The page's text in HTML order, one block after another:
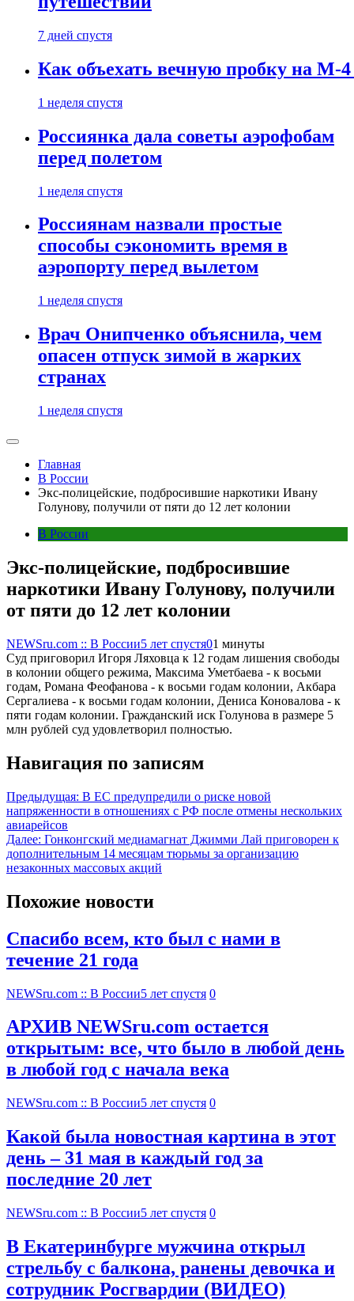
7 дней спустя
Как объехать вечную пробку на М-
1 неделя спустя
Россиянка дала советы аэрофобам
перед полетом
1 неделя спустя
Россиянам назвали простые
способы сэкономить время в
аэропорту перед вылетом
1 неделя спустя
Врач Онипченко объяснила, чем
опасен отпуск зимой в жарких
странах
1 неделя спустя
Главная
В России
Экс-полицейские, подбросившие наркотики Ивану
Голунову, получили от пяти до 12 лет колонии
В России
Экс-полицейские, подбросившие
наркотики Ивану Голунову, получили
от пяти до 12 лет колонии
NEWSru.com :: В России5 лет спустя01 минуты
Суд приговорил Игоря Ляховца к 12 годам лишения свободы
в колонии общего режима, Максима Уметбаева - к восьми
годам, Романа Феофанова - к восьми годам колонии, Акбара
Сергалиева - к восьми годам колонии, Дениса Коновалова - к
пяти годам колонии. Гражданский иск Голунова в размере 5
млн рублей суд удовлетворил полностью.
Навигация по записям
Предыдущая: В ЕС предупредили о риске новой
напряженности в отношениях с РФ после отмены нескольких
авиарейсов
Далее: Гонконгский медиамагнат Джимми Лай приговорен к
дополнительным 14 месяцам тюрьмы за организацию
незаконных массовых акций
Похожие новости
Спасибо всем, кто был с нами в
течение 21 года
NEWSru.com :: В России5 лет спустя 0
АРХИВ NEWSru.com остается
открытым: все, что было в любой день
в любой год с начала века
NEWSru.com :: В России5 лет спустя 0
Какой была новостная картина в этот
день – 31 мая в каждый год за
последние 20 лет
NEWSru.com :: В России5 лет спустя 0
В Екатеринбурге мужчина открыл
стрельбу с балкона, ранены девочка и
сотрудник Росгвардии (ВИДЕО)